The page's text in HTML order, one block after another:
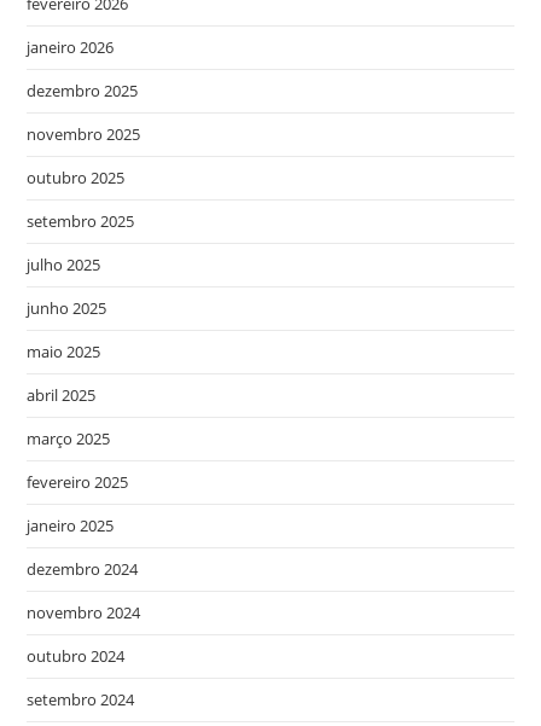
janeiro 2026
dezembro 2025
novembro 2025
outubro 2025
setembro 2025
julho 2025
junho 2025
maio 2025
abril 2025
março 2025
fevereiro 2025
janeiro 2025
dezembro 2024
novembro 2024
outubro 2024
setembro 2024